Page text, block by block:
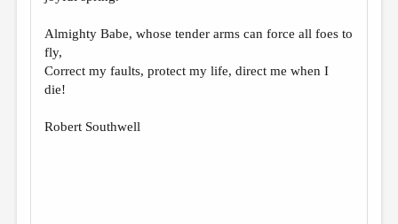
Almighty Babe, whose tender arms can force all foes to
fly,
Correct my faults, protect my life, direct me when I
die!
Robert Southwell